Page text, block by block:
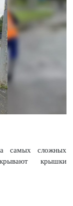
самых сложных
крышки